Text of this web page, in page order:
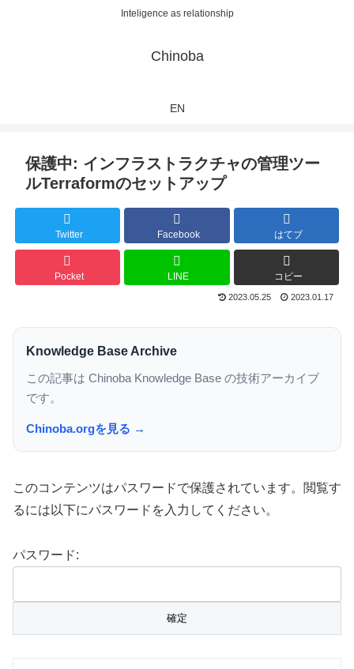
Inteligence as relationship
Chinoba
EN
保護中: インフラストラクチャの管理ツー
ルTerraformのセットアップ
Twitter Facebook はてブ
Pocket LINE コピー
2023.05.25 2023.01.17
Knowledge Base Archive
この記事は Chinoba Knowledge Base の技術アーカイブ
です。
Chinoba.orgを見る →
このコンテンツはパスワードで保護されています。閲覧す
るには以下にパスワードを入力してください。
パスワード: